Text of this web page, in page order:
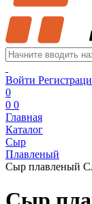
Войти
0
0 0
Главная
Каталог
Сыр
Плавленый
Сыр плавленый